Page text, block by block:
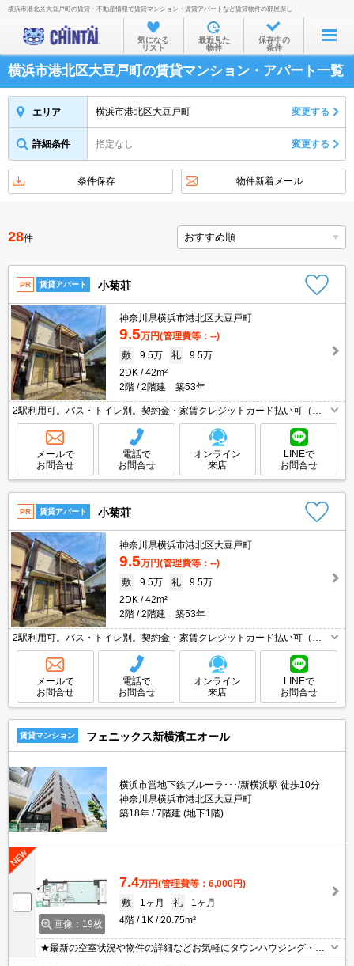
お部屋を探す
沿線・駅から
住所から
家賃相場から
物件特集から
不動産会社から
TOP
横浜市港北区大豆戸町の賃貸・不動産情報で賃貸マンション・賃貸アパートなど賃貸物件の部屋探し
気になる
リスト
最近見た
物件
保存中の
条件
横浜市港北区大豆戸町の賃貸マンション・アパート一覧
エリア 横浜市港北区大豆戸町 変更する
詳細条件 指定なし 変更する
条件保存 物件新着メール
28件
PR 賃貸アパート 小菊荘
神奈川県横浜市港北区大豆戸町
9.5万円(管理費等：--)
敷
9.5万 礼
9.5万
2DK
42m²
2階
2階建 築53年
2駅利用可。バス・トイレ別。契約金・家賃クレジットカード払い可（ポ
イント還元あり）。室内に洗濯機置場あり。仲介手数料家賃の0.55ヵ月分
(税込)。最上階。南向きで日当り良好。退去時の清掃費実費。
メールで
お問合せ
電話で
お問合せ
オンライン
来店
LINEで
お問合せ
PR 賃貸アパート 小菊荘
神奈川県横浜市港北区大豆戸町
9.5万円(管理費等：--)
敷
9.5万 礼
9.5万
2DK
42m²
2階
2階建 築53年
2駅利用可。バス・トイレ別。契約金・家賃クレジットカード払い可（ポ
イント還元あり）。室内に洗濯機置場あり。仲介手数料家賃の0.55ヵ月分
(税込)。最上階。南向きで日当り良好。退去時の清掃費実費。
メールで
お問合せ
電話で
お問合せ
オンライン
来店
LINEで
お問合せ
賃貸マンション フェニックス新横濱エオール
横浜市営地下鉄ブルーラ･･･/新横浜駅 徒歩10分
神奈川県横浜市港北区大豆戸町
築18年
7階建 (地下1階)
画像：19枚
7.4万円(管理費等：6,000円)
敷
1ヶ月 礼
1ヶ月
4階
1K 20.75m²
★最新の空室状況や物件の詳細などお気軽にタウンハウジング・セ
ンター北店までお問い合わせください★